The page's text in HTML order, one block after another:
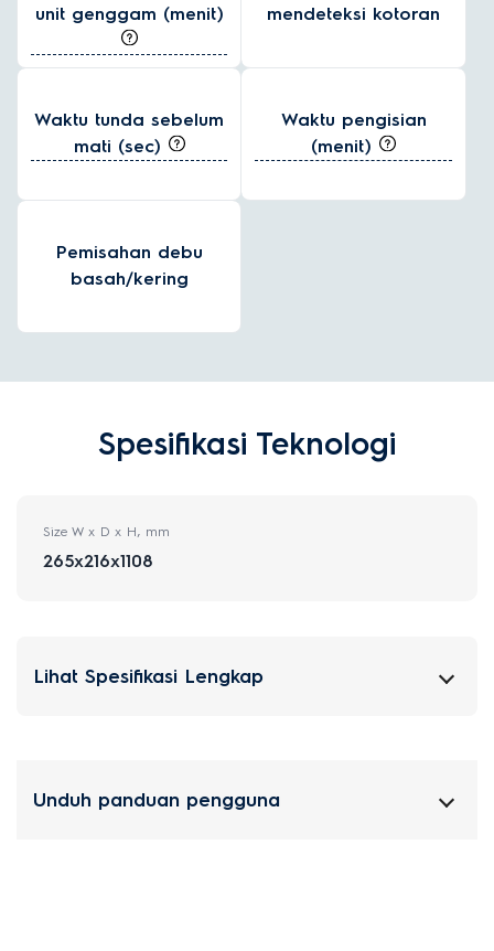
unit genggam (menit)
mendeteksi kotoran
Waktu tunda sebelum
mati (sec)
Waktu pengisian
(menit)
Pemisahan debu
basah/kering
Spesifikasi Teknologi
Size W x D x H, mm
265x216x1108
Lihat Spesifikasi Lengkap
Unduh panduan pengguna